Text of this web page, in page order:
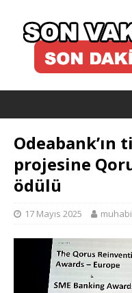
Odeabank’ın
projesine
ödülü
17 Mayıs 2025